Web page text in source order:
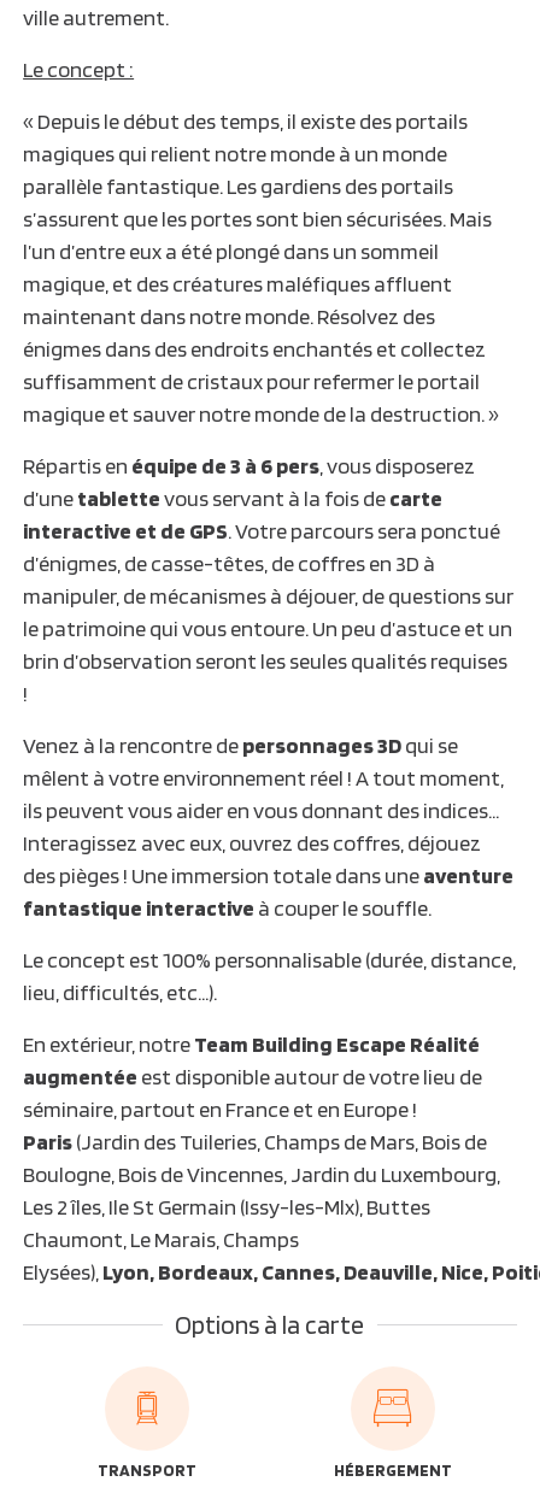
ville autrement.
Le concept :
« Depuis le début des temps, il existe des portails
magiques qui relient notre monde à un monde
parallèle fantastique. Les gardiens des portails
s’assurent que les portes sont bien sécurisées. Mais
l’un d’entre eux a été plongé dans un sommeil
magique, et des créatures maléfiques affluent
maintenant dans notre monde. Résolvez des
énigmes dans des endroits enchantés et collectez
suffisamment de cristaux pour refermer le portail
magique et sauver notre monde de la destruction. »
Répartis en équipe de 3 à 6 pers , vous disposerez
d’unetablettevous servant à la fois decarte
interactive et de GPS. Votre parcours sera ponctué
d’énigmes, de casse-têtes, de coffres en 3D à
manipuler, de mécanismes à déjouer, de questions sur
le patrimoine qui vous entoure. Un peu d’astuce et un
brin d’observation seront les seules qualités requises
!
Venez à la rencontre depersonnages 3Dqui se
mêlent à votre environnement réel ! A tout moment,
ils peuvent vous aider en vous donnant des indices…
Interagissez avec eux, ouvrez des coffres, déjouez
des pièges ! Une immersion totale dans uneaventure
fantastique interactive à couper le souffle.
Le concept est 100% personnalisable (durée, distance,
lieu, difficultés, etc…).
En extérieur, notreTeam Building Escape Réalité
augmentée est disponible autour de votre lieu de
séminaire, partout en France et en Europe !
Paris(Jardin des Tuileries, Champs de Mars, Bois de
Boulogne, Bois de Vincennes, Jardin du Luxembourg,
Les 2 îles, Ile St Germain (Issy-les-Mlx), Buttes
Chaumont, Le Marais, Champs
Elysées), Lyon, Bordeaux, Cannes, Deauville, Nice,
Options à la carte
TRANSPORT HÉBERGEMENT